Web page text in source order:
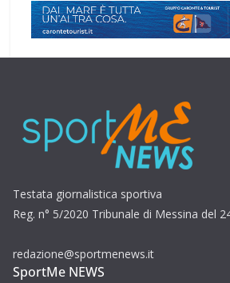
Testata giornalistica sportiva
Reg. n° 5/2020 Tribunale di Messina del
redazione@sportmenews.it
SportMe NEWS